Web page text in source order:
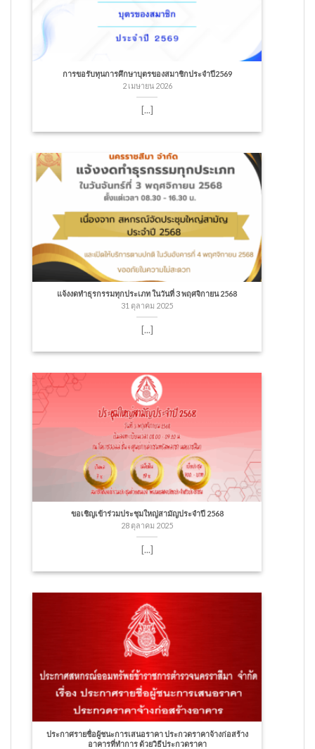
การขอรับทุนการศึกษาบุตรของสมาชิกประจำปี2569
2 เมษายน 2026
[...]
แจ้งงดทำธุรกรรมทุกประเภท ในวันที่ 3 พฤศจิกายน 2568
31 ตุลาคม 2025
[...]
ขอเชิญเข้าร่วมประชุมใหญ่สามัญประจำปี 2568
28 ตุลาคม 2025
[...]
ประกาศรายชื่อผู้ชนะการเสนอราคา ประกวดราคาจ้างก่อสร้าง
อาคารที่ทำการ ด้วยวิธีประกวดราคา